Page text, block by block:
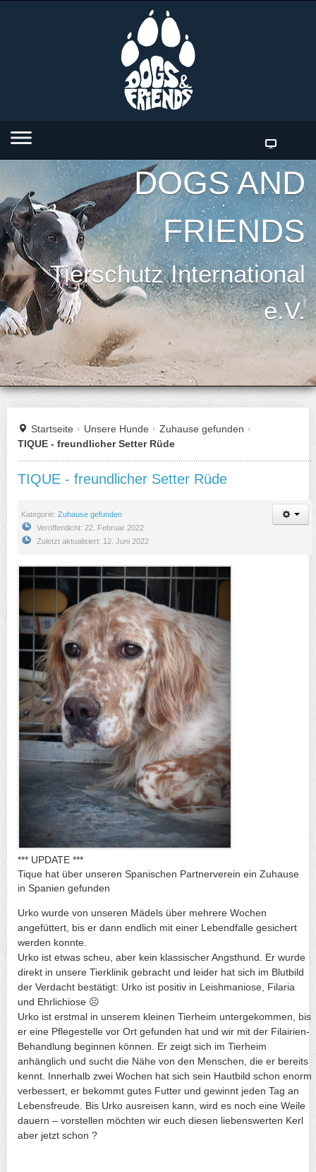
DOGS AND
FRIENDS
Tierschutz International
e.V.
Startseite Unsere Hunde
Zuhause gefunden
TIQUE - freundlicher Setter Rüde
TIQUE - freundlicher Setter Rüde
Kategorie: Zuhause gefunden
Veröffentlicht: 22. Februar 2022
Zuletzt aktualisiert: 12. Juni 2022
*** UPDATE ***
Tique hat über unseren Spanischen Partnerverein ein Zuhause
in Spanien gefunden
Urko wurde von unseren Mädels über mehrere Wochen
angefüttert, bis er dann endlich mit einer Lebendfalle gesichert
werden konnte.
Urko ist etwas scheu, aber kein klassischer Angsthund. Er wurde
direkt in unsere Tierklinik gebracht und leider hat sich im Blutbild
der Verdacht bestätigt: Urko ist positiv in Leishmaniose, Filaria
und Ehrlichiose ☹
Urko ist erstmal in unserem kleinen Tierheim untergekommen, bis
er eine Pflegestelle vor Ort gefunden hat und wir mit der Filairien-
Behandlung beginnen können. Er zeigt sich im Tierheim
anhänglich und sucht die Nähe von den Menschen, die er bereits
kennt. Innerhalb zwei Wochen hat sich sein Hautbild schon enorm
verbessert, er bekommt gutes Futter und gewinnt jeden Tag an
Lebensfreude. Bis Urko ausreisen kann, wird es noch eine Weile
dauern – vorstellen möchten wir euch diesen liebenswerten Kerl
aber jetzt schon ?